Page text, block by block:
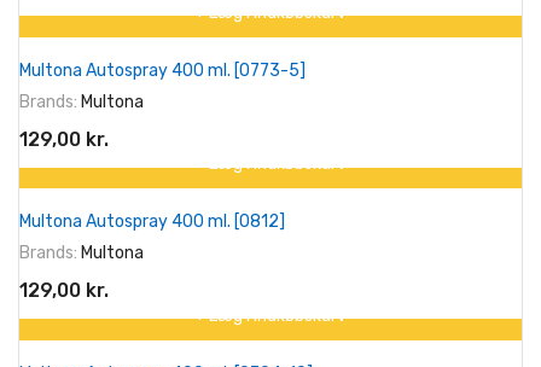
+ Læg I Indkøbskurv
Multona Autospray 400 ml. [0773-5]
Brands: Multona
129,00 kr.
+ Læg I Indkøbskurv
Multona Autospray 400 ml. [0812]
Brands: Multona
129,00 kr.
+ Læg I Indkøbskurv